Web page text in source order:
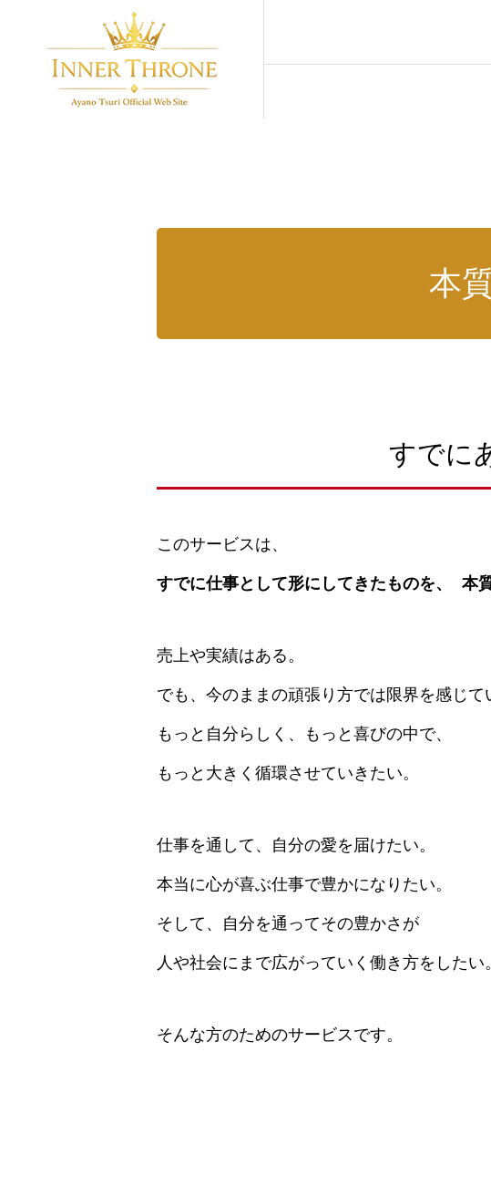
本
すでに
このサービスは、
すでに仕事として形にしてきたものを、 本
売上や実績はある。
でも、今のままの頑張り方では限界を感じて
もっと自分らしく、もっと喜びの中で、
もっと大きく循環させていきたい。
仕事を通して、自分の愛を届けたい。
本当に心が喜ぶ仕事で豊かになりたい。
そして、自分を通ってその豊かさが
人や社会にまで広がっていく働き方をしたい。
そんな方のためのサービスです。